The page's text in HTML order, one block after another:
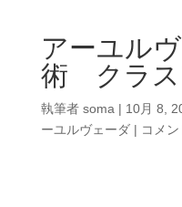
アーユル
術 クラス
執筆者 soma | 10月 8,
ーユルヴェーダ| コメ